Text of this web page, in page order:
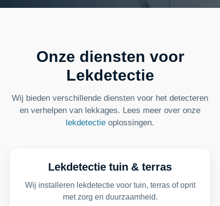
Onze diensten voor
Lekdetectie
Wij bieden verschillende diensten voor het detecteren
en verhelpen van lekkages. Lees meer over onze
lekdetectie oplossingen.
Lekdetectie tuin & terras
Wij installeren lekdetectie voor tuin, terras of oprit
met zorg en duurzaamheid.